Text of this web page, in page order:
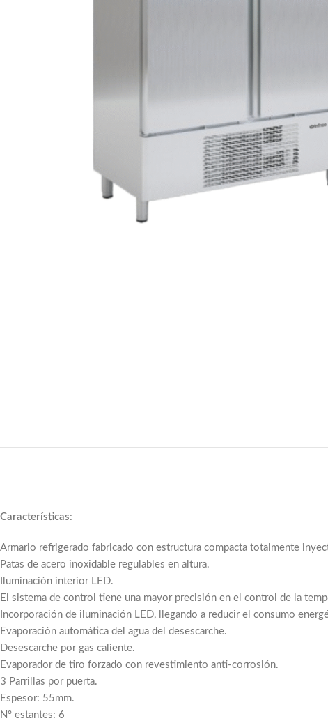
Características:
Armario refrigerado fabricado con estructura compacta totalmente
Patas de acero inoxidable regulables en altura.
Iluminación interior LED.
El sistema de control tiene una mayor precisión en el control de la
Incorporación de iluminación LED, llegando a reducir el consumo
Evaporación automática del agua del desescarche.
Desescarche por gas caliente.
Evaporador de tiro forzado con revestimiento anti-corrosión.
3 Parrillas por puerta.
Espesor: 55mm.
Nº estantes: 6